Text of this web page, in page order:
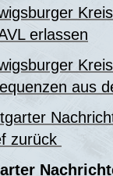
erlassen
aus
zurück